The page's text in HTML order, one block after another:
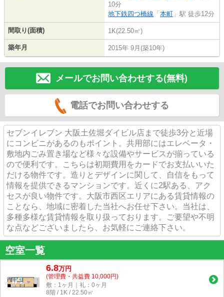
10分
地下鉄四つ橋線 「 本町 」駅 徒歩12分
間取り(面積) 1K(22.50㎡)
築年月 2015年 9月(築10年)
メールでお問い合わせする(無料)
電話でお問い合わせする
セブンイレブン 大阪土佐堀ダイビル店まで徒歩3分と近場
にコンビニがあるのもポイント。共用部にはエレベータ・
敷地内ごみ置き場など様々な設備やサービスが揃っている
ので便利です。こちらは初期費用をカードでお支払いいた
だける物件です。造りとデザインに関して、自信をもって
情報を提供できるマンションです。近くに2駅ある、アク
セスが良い物件です。大阪市西区エリアにある賃貸情報の
ことなら、地域に密着した当社へお任せ下さい。当社は、
多種多様な賃貸情報を取り扱っております。ご要望や不明
な点などございましたら、お気軽にご連絡下さい。
空室一覧
6.8万円
(管理費・共益費 10,000円)
敷：1ヶ月｜礼：0ヶ月
8階 / 1K / 22.50㎡